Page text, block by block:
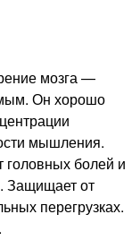
мозга —
Он хорошо
мышления.
болей и
Защищает от
перегрузках.